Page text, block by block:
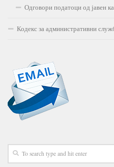
Одговори податоци од јавен
Кодекс за административни